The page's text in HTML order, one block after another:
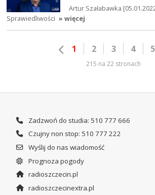
Artur Szałabawka
Sprawiedliwości » więcej
1 2 3 4 5
215 na 22 stronach
Zadzwoń do studia: 510 777 666
Czujny non stop: 510 777 222
Wyślij do nas wiadomość
Prognoza pogody
radioszczecin.pl
radioszczecinextra.pl